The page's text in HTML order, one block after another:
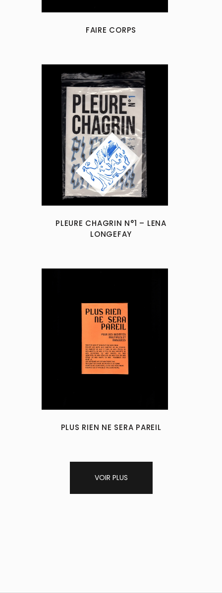
FAIRE CORPS
PLEURE CHAGRIN N°1 – LENA
LONGEFAY
PLUS RIEN NE SERA PAREIL
VOIR PLUS